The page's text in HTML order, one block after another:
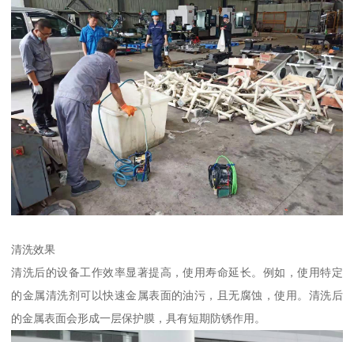
清洗效果
清洗后的设备工作效率显著提高，使用寿命延长。例如，使用特定
的金属清洗剂可以快速金属表面的油污，且无腐蚀，使用。清洗后
的金属表面会形成一层保护膜，具有短期防锈作用。